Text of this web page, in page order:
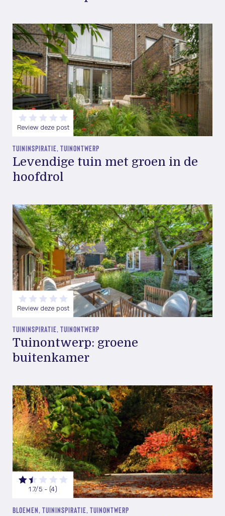
Review deze post
TUININSPIRATIE, TUINONTWERP
Levendige tuin met groen in de
hoofdrol
Review deze post
TUININSPIRATIE, TUINONTWERP
Tuinontwerp: groene
buitenkamer
1.7/5 - (4)
BLOEMEN, TUININSPIRATIE, TUINONTWERP